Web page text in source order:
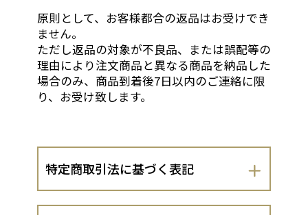
原則として、お客様都合の返品はお受けでき
ません。
ただし返品の対象が不良品、または誤配等の
理由により注文商品と異なる商品を納品した
場合のみ、商品到着後7日以内のご連絡に限
り、お受け致します。
特定商取引法に基づく表記
会社名